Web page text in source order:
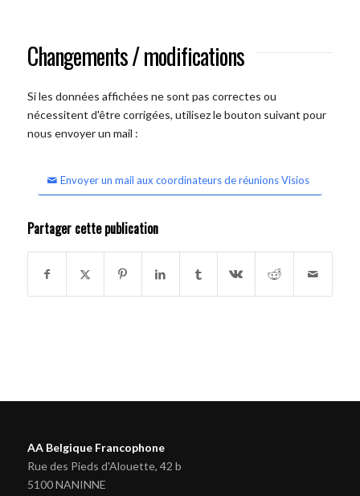
Changements / modifications
Si les données affichées ne sont pas correctes ou
nécessitent d'être corrigées, utilisez le bouton suivant pour
nous envoyer un mail :
Envoyer un mail aux coordinateurs de réunions Visios
Partager cette publication
AA Belgique Francophone
Rue des Pieds d'Alouette, 42 b
5100 NANINNE